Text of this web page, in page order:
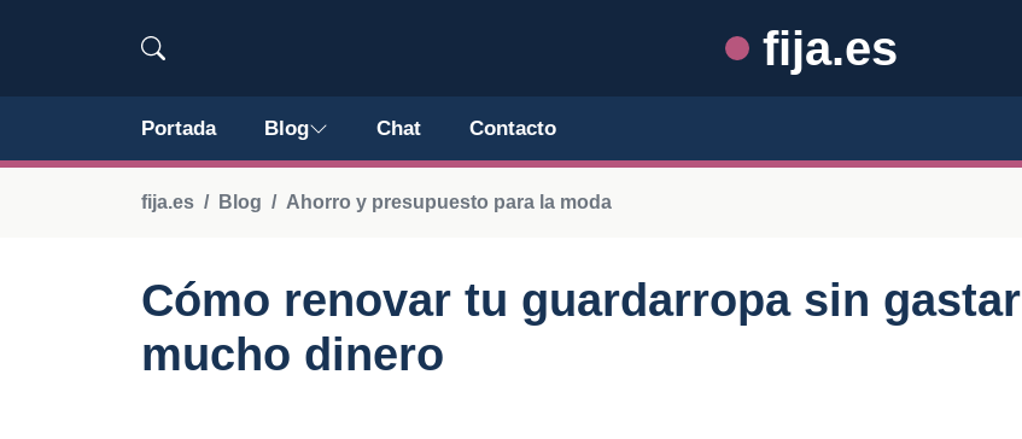
fija.es
Portada Blog Chat Contacto
fija.es Blog Ahorro y presupuesto para la moda
Cómo renovar tu guardarropa sin gastar
mucho dinero